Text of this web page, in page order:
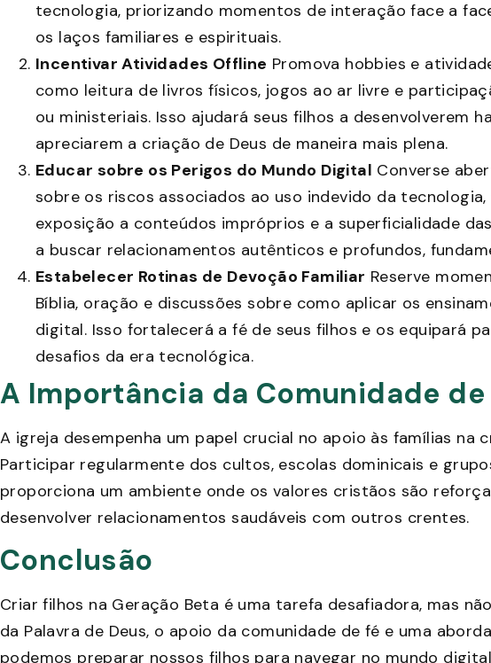
tecnologia, priorizando momentos de interação face a
os laços familiares e espirituais.
Incentivar Atividades Offline Promova hobbies e
como leitura de livros físicos, jogos ao ar livre e
ou ministeriais. Isso ajudará seus filhos a desenvolverem
apreciarem a criação de Deus de maneira mais plena.
Educar sobre os Perigos do Mundo Digital Converse
sobre os riscos associados ao uso indevido da
exposição a conteúdos impróprios e a superficialidade
a buscar relacionamentos autênticos e profundos,
Estabelecer Rotinas de Devoção Familiar Reserve
Bíblia, oração e discussões sobre como aplicar os
digital. Isso fortalecerá a fé de seus filhos e os equipará
desafios da era tecnológica.
A Importância da Comunidade de
A igreja desempenha um papel crucial no apoio às famílias na
Participar regularmente dos cultos, escolas dominicais e
proporciona um ambiente onde os valores cristãos são
desenvolver relacionamentos saudáveis com outros crentes.
Conclusão
Criar filhos na Geração Beta é uma tarefa desafiadora, mas
da Palavra de Deus, o apoio da comunidade de fé e uma
podemos preparar nossos filhos para navegar no mundo